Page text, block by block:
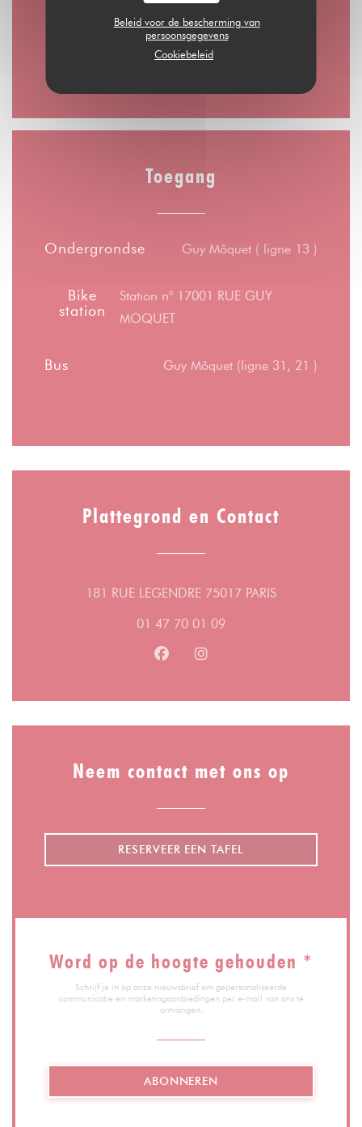
Beleid voor de bescherming van
persoonsgegevens
Cookiebeleid
Zondag
10:00 - 00:00
Toegang
Ondergrondse Guy Môquet ( ligne 13 )
Bike
station
Station n° 17001 RUE GUY
MOQUET
Bus Guy Môquet (ligne 31, 21 )
Plattegrond en Contact
181 RUE LEGENDRE 75017 PARIS((opent in een
01 47 70 01 09
Facebook ((opent in een nieuw
Instagram ((opent in een
Neem contact met ons op
RESERVEER EEN TAFEL
Word op de hoogte gehouden *
Schrijf je in op onze nieuwsbrief om gepersonaliseerde
communicatie en marketingaanbiedingen per e-mail van ons te
ontvangen.
ABONNEREN